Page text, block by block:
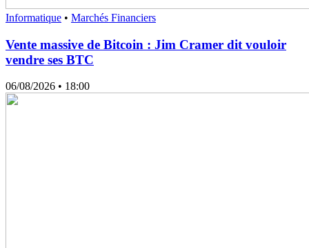
Informatique • Marchés Financiers
Vente massive de Bitcoin : Jim Cramer dit vouloir
vendre ses BTC
06/08/2026 • 18:00